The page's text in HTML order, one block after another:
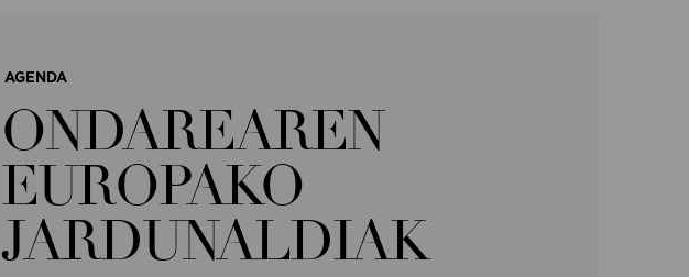
AGENDA
ONDAREAREN
EUROPAKO
JARDUNALDIAK